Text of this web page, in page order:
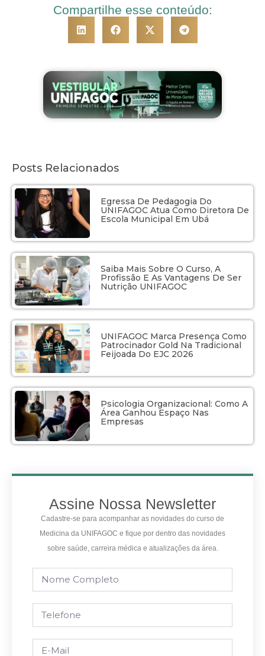
Compartilhe esse conteúdo:
Posts Relacionados
Egressa De Pedagogia Do
UNIFAGOC Atua Como Diretora De
Escola Municipal Em Ubá
Saiba Mais Sobre O Curso, A
Profissão E As Vantagens De Ser
Nutrição UNIFAGOC
UNIFAGOC Marca Presença Como
Patrocinador Gold Na Tradicional
Feijoada Do EJC 2026
Psicologia Organizacional: Como A
Área Ganhou Espaço Nas
Empresas
Assine Nossa Newsletter
Cadastre-se para acompanhar as novidades do curso de
Medicina da UNIFAGOC e fique por dentro das novidades
sobre saúde, carreira médica e atualizações da área.